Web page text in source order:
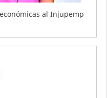
al Injupemp